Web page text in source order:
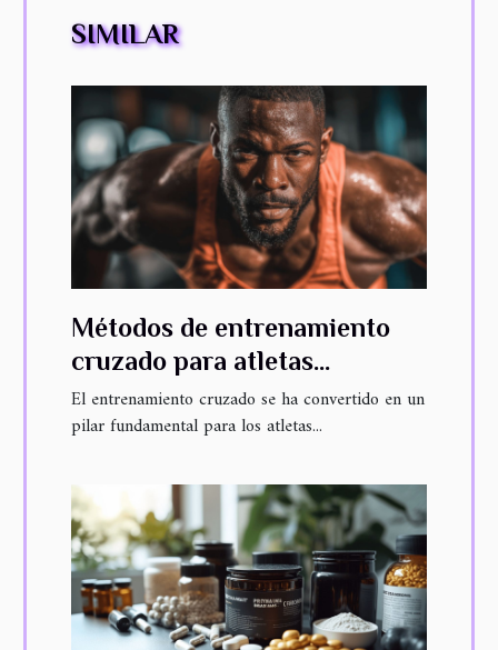
SIMILAR
Métodos de entrenamiento
cruzado para atletas
multidisciplinarios
El entrenamiento cruzado se ha convertido en un
pilar fundamental para los atletas...